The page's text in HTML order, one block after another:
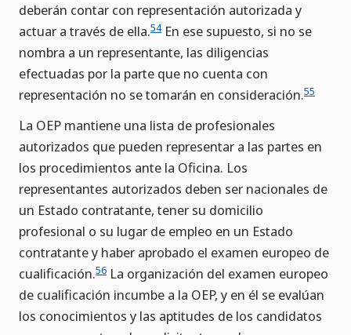
deberán contar con representación autorizada y
actuar a través de ella.54 En ese supuesto, si no se
nombra a un representante, las diligencias
efectuadas por la parte que no cuenta con
representación no se tomarán en consideración.55
La OEP mantiene una lista de profesionales
autorizados que pueden representar a las partes en
los procedimientos ante la Oficina. Los
representantes autorizados deben ser nacionales de
un Estado contratante, tener su domicilio
profesional o su lugar de empleo en un Estado
contratante y haber aprobado el examen europeo de
cualificación.56 La organización del examen europeo
de cualificación incumbe a la OEP, y en él se evalúan
los conocimientos y las aptitudes de los candidatos